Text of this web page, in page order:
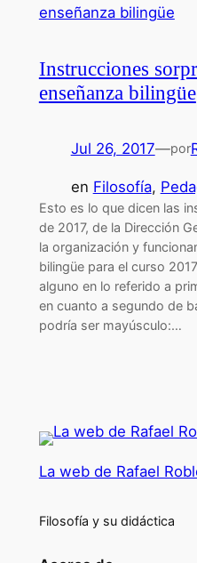
Instrucciones
enseñanza bilingüe
Jul 26, 2017—por
en Filosofía,
Esto es lo que dicen las
de 2017, de la Dirección
la organización y
bilingüe para el curso
alguno en lo referido a
en cuanto a segundo de
podría ser mayúsculo:…
La web de Rafael
Filosofía y su didáctica